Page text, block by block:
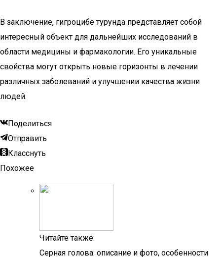
В заключение, гигроцибе турунда представляет собой
интересный объект для дальнейших исследований в
области медицины и фармакологии. Его уникальные
свойства могут открыть новые горизонты в лечении
различных заболеваний и улучшении качества жизни
людей.
Поделиться
Отправить
Класснуть
Похожее
Читайте также:
Серная голова: описание и фото, особенности